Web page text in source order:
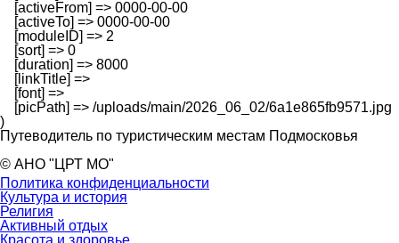
    [activeFrom] => 0000-00-00
    [activeTo] => 0000-00-00
    [moduleID] => 2
    [sort] => 0
    [duration] => 8000
    [linkTitle] =>
    [font] =>
    [picPath] => /uploads/main/2026_06_02/6a1e865fb9571.jpg
Путеводитель по туристическим местам Подмосковья
© АНО "ЦРТ МО"
Политика конфиденциальности
Культура и история
Религия
Активный отдых
Красота и здоровье